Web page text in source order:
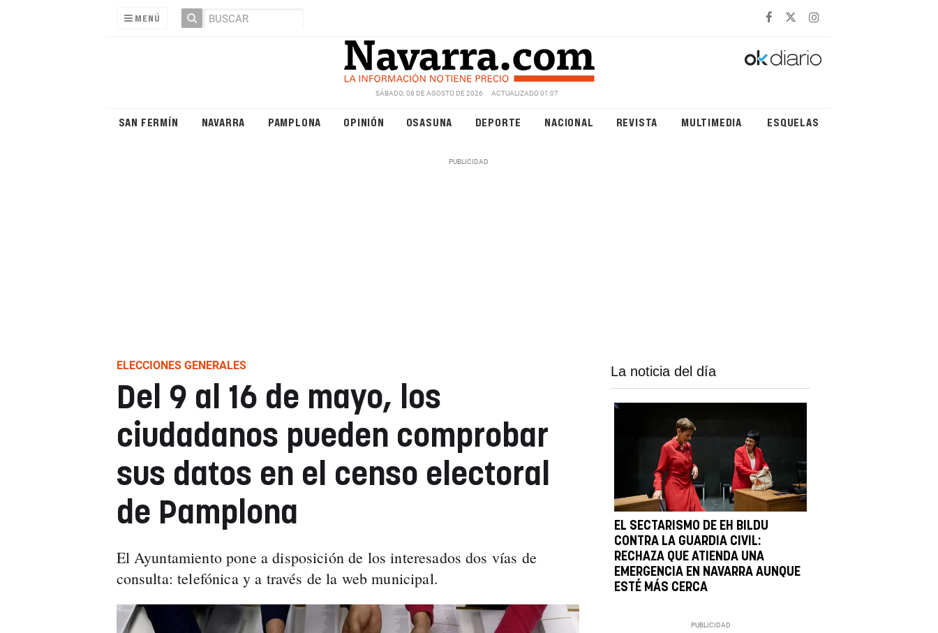
MENÚ
SÁBADO, 08 DE AGOSTO DE 2026 ACTUALIZADO 01:07
SAN FERMÍN NAVARRA PAMPLONA OPINIÓN OSASUNA DEPORTE NACIONAL REVISTA MULTIMEDIA ESQUELAS
ELECCIONES GENERALES
Del 9 al 16 de mayo, los
ciudadanos pueden comprobar
sus datos en el censo electoral
de Pamplona
El Ayuntamiento pone a disposición de los interesados dos vías de
consulta: telefónica y a través de la web municipal.
La noticia del día
EL SECTARISMO DE EH BILDU
CONTRA LA GUARDIA CIVIL:
RECHAZA QUE ATIENDA UNA
EMERGENCIA EN NAVARRA AUNQUE
ESTÉ MÁS CERCA